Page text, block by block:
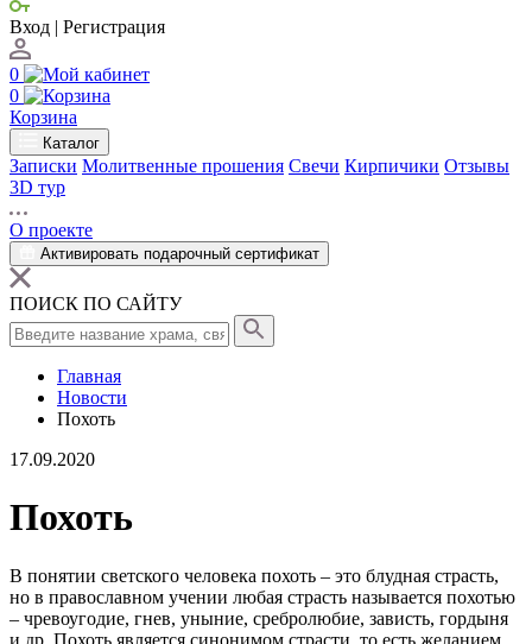
Вход | Регистрация
0
0
Корзина
Каталог
Записки Молитвенные прошения Свечи Кирпичики Отзывы
3D тур
О проекте
Активировать подарочный сертификат
ПОИСК ПО САЙТУ
Главная
Новости
Похоть
17.09.2020
Похоть
В понятии светского человека похоть – это блудная страсть,
но в православном учении любая страсть называется похотью
– чревоугодие, гнев, уныние, сребролюбие, зависть, гордыня
и др. Похоть является синонимом страсти, то есть желанием